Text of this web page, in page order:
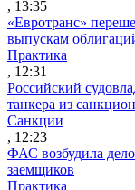
, 13:35
«Евротранс»
выпускам
Практика
, 12:31
Российский
танкера из
Санкции
, 12:23
ФАС возбудила
заемщиков
Практика